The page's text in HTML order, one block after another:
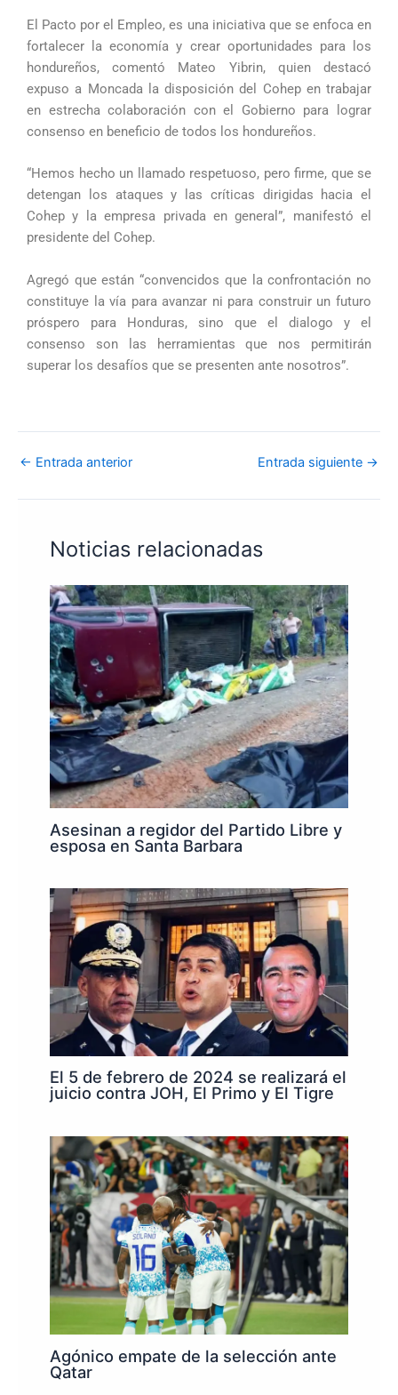
El Pacto por el Empleo, es una iniciativa que se enfoca en
fortalecer la economía y crear oportunidades para los
hondureños, comentó Mateo Yibrin, quien destacó
expuso a Moncada la disposición del Cohep en trabajar
en estrecha colaboración con el Gobierno para lograr
consenso en beneficio de todos los hondureños.
“Hemos hecho un llamado respetuoso, pero firme, que se
detengan los ataques y las críticas dirigidas hacia el
Cohep y la empresa privada en general”, manifestó el
presidente del Cohep.
Agregó que están “convencidos que la confrontación no
constituye la vía para avanzar ni para construir un futuro
próspero para Honduras, sino que el dialogo y el
consenso son las herramientas que nos permitirán
superar los desafíos que se presenten ante nosotros”.
← Entrada anterior Entrada siguiente →
Noticias relacionadas
Asesinan a regidor del Partido Libre y
esposa en Santa Barbara
El 5 de febrero de 2024 se realizará el
juicio contra JOH, El Primo y El Tigre
Agónico empate de la selección ante
Qatar